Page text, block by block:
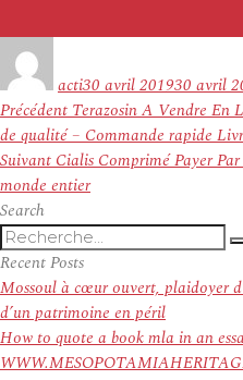
actile
30 avril 201930 avril
Navigation
de
l’article
Précédent Article
précédent :
Terazosin A Vendre En
de qualité – Commande rapide
Suivant Article
suivant :
Cialis Comprimé Payer
monde entier
Search
Recherche
pour
:
Recent Posts
Mossoul à cœur ouvert, plaidoyer
d’un patrimoine en péril
How to quote a book mla in an